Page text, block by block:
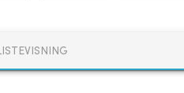
LISTEVISNING